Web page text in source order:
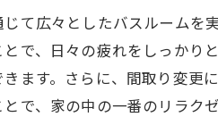
リフォ
おすす
間取り
て広々としたバスルームを
とで、日々の疲れをしっかり
きます。さらに、間取り変更
で、家の中の一番のリラク